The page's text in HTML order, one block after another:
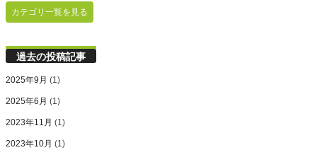
カテゴリ一覧を見る
過去の投稿記事
2025年9月 (1)
2025年6月 (1)
2023年11月 (1)
2023年10月 (1)